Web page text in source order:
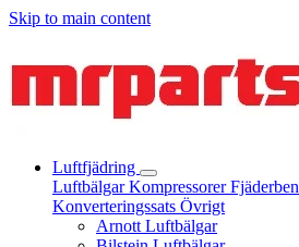
Skip to main content
Luftfjädring
LuftbälgarKompressorerFjäderben
Konverteringssats Övrigt
Arnott Luftbälgar